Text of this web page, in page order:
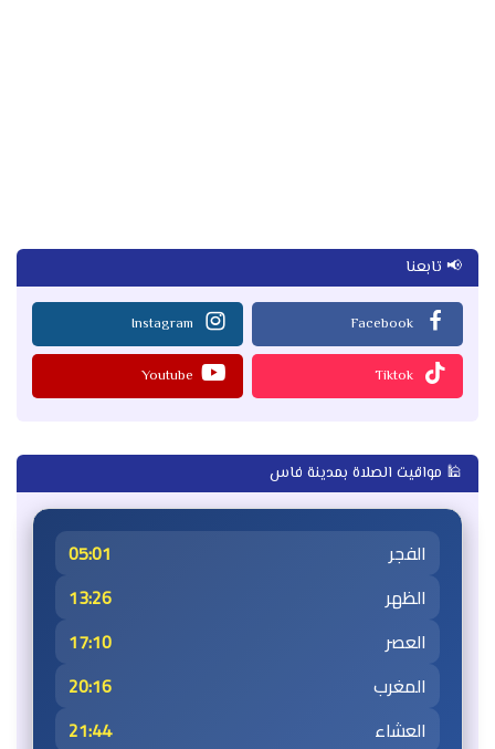
📢 تابعنا
Facebook
Instagram
Tiktok
Youtube
🕌 مواقيت الصلاة بمدينة فاس
الفجر
05:01
الظهر
13:26
العصر
17:10
المغرب
20:16
العشاء
21:44